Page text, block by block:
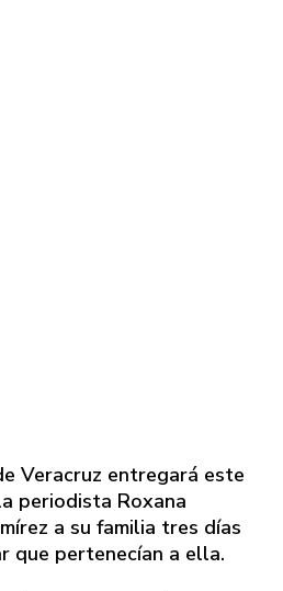
Veracruz entregará este
periodista Roxana
a su familia tres días
que pertenecían a ella.